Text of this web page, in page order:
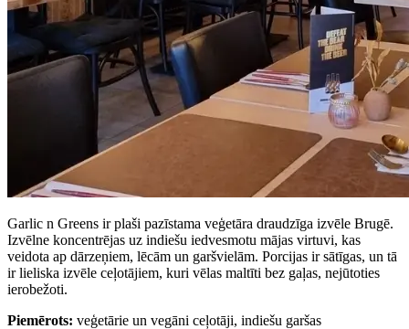
Garlic n Greens ir plaši pazīstama veģetāra draudzīga izvēle Brugē.
Izvēlne koncentrējas uz indiešu iedvesmotu mājas virtuvi, kas
veidota ap dārzeņiem, lēcām un garšvielām. Porcijas ir sātīgas, un tā
ir lieliska izvēle ceļotājiem, kuri vēlas maltīti bez gaļas, nejūtoties
ierobežoti.
Piemērots: veģetārie un vegāni ceļotāji, indiešu garšas